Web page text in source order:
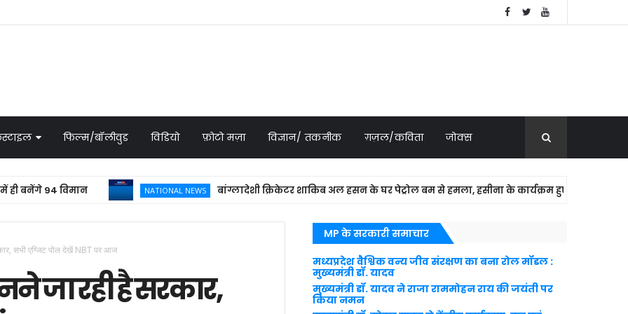
फिल्म/बॉलीवुड विडियो फ़ोटो मज़ा विज्ञान/ तकनीक ग़ज़ल/कविता जोक्स
94 विमान NATIONAL NEWS बांग्लादेशी क्रिकेटर शाकिब अल हसन के घर पेट्रोल बम से हमला, हसीना के कार्यक्रम हुए थे शामिल
सभी एग्जिट पोल देखें NBT पर आज
जा रही है सरकार,
MP के सरकारी समाचार
मध्यप्रदेश वैश्विक वन्य जीव संरक्षण का बना रोल मॉडल :
मुख्यमंत्री डॉ. यादव
मुख्यमंत्री डॉ. यादव ने राजा राममोहन राय की जयंती पर
किया नमन